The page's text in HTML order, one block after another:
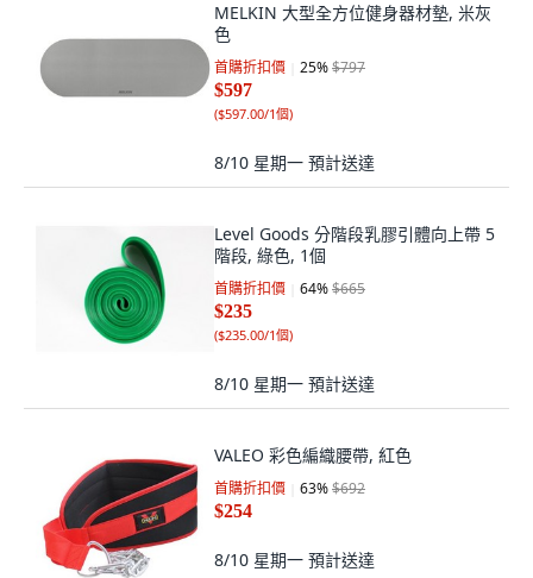
MELKIN 大型全方位健身器材墊, 米灰
色
首購折扣價 25%$797
$597
($597.00/1個)
8/10 星期一 預計送達
Level Goods 分階段乳膠引體向上帶 5
階段, 綠色, 1個
首購折扣價 64%$665
$235
($235.00/1個)
8/10 星期一 預計送達
VALEO 彩色編織腰帶, 紅色
首購折扣價 63%$692
$254
8/10 星期一 預計送達